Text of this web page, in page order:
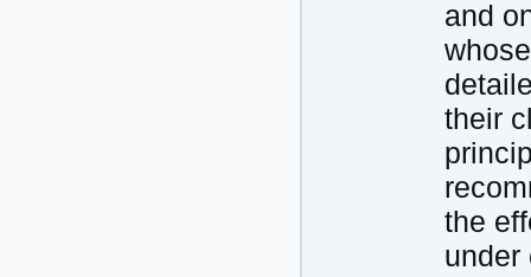
and
their
the
under